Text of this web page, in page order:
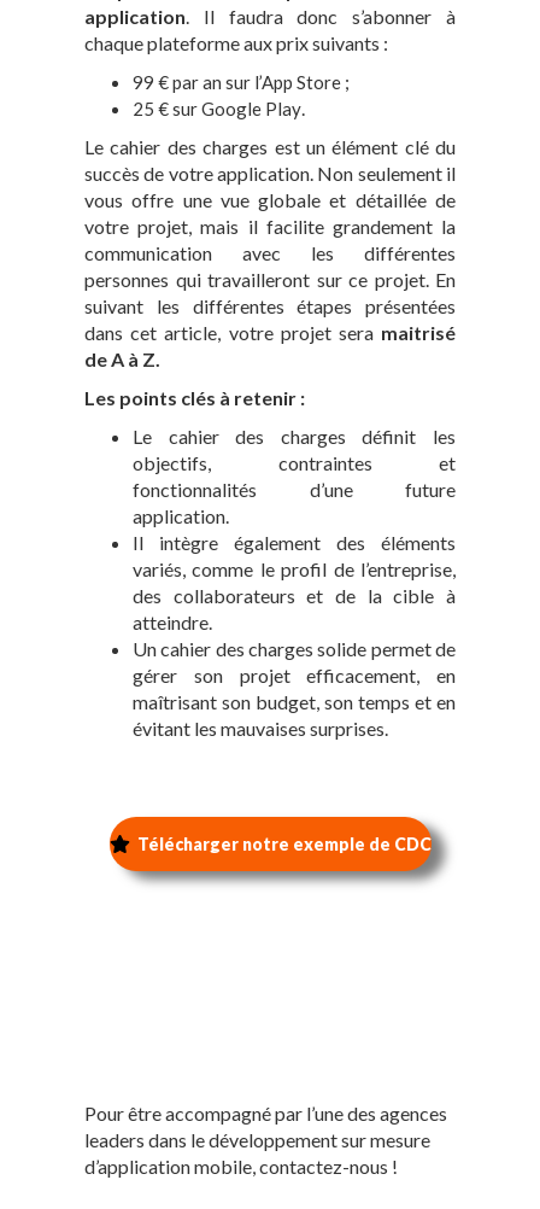
application. Il faudra donc s’abonner à
chaque plateforme aux prix suivants :
99 € par an sur l’App Store ;
25 € sur Google Play.
Le cahier des charges est un élément clé du
succès de votre application. Non seulement il
vous offre une vue globale et détaillée de
votre projet, mais il facilite grandement la
communication avec les différentes
personnes qui travailleront sur ce projet. En
suivant les différentes étapes présentées
dans cet article, votre projet sera maitrisé
de A à Z.
Les points clés à retenir :
Le cahier des charges définit les
objectifs, contraintes et
fonctionnalités d’une future
application.
Il intègre également des éléments
variés, comme le profil de l’entreprise,
des collaborateurs et de la cible à
atteindre.
Un cahier des charges solide permet de
gérer son projet efficacement, en
maîtrisant son budget, son temps et en
évitant les mauvaises surprises.
Télécharger notre exemple de CDC
Pour être accompagné par l’une des agences
leaders dans le développement sur mesure
d’application mobile, contactez-nous !